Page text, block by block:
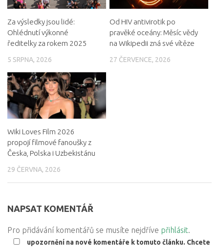
Za výsledky jsou lidé:
Ohlédnutí výkonné
ředitelky za rokem 2025
5 SRPNA, 2026
Od HIV antivirotik po
pravěké oceány: Měsíc vědy
na Wikipedii zná své vítěze
27 ČERVENCE, 2026
Wiki Loves Film 2026
propojí filmové fanoušky z
Česka, Polska i Uzbekistánu
29 ČERVNA, 2026
NAPSAT KOMENTÁŘ
Pro přidávání komentářů se musíte nejdříve přihlásit.
upozornění na nové komentáře k tomuto článku. Chcete